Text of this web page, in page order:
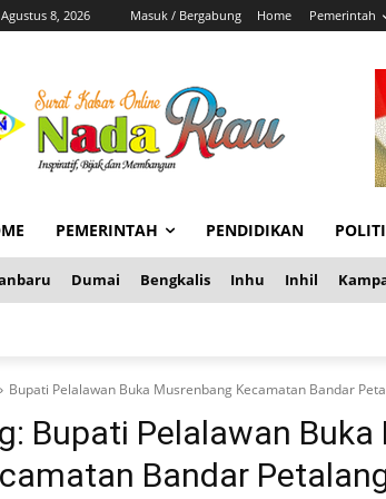
8, 2026 Masuk / Bergabung Home Pemerintah
PEMERINTAH PENDIDIKAN
Dumai Bengkalis Inhu Inhil
Bupati Pelalawan Buka Musrenbang Kecamatan Bandar
Bupati Pelalawan Buka
Bandar